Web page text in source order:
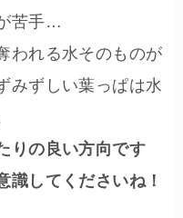
苦手…
われる水そのものが
みずしい葉っぱは水
りの良い方向です
識してくださいね！